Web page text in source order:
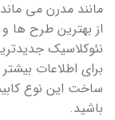
مانند مدرن می
از بهترین طرح ها
نئوکلاسیک
برای اطلاعات
ساخت این نوع
باشید.